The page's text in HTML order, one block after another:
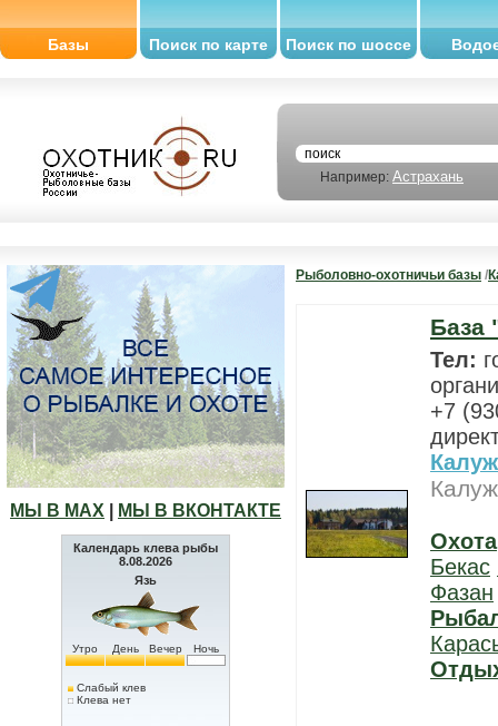
Базы Поиск по карте Поиск по шоссе
Например: Астрахань
МЫ В МАХ МЫ В ВКОНТАКТЕ
Календарь клева рыбы
8.08.2026
Язь
Утро День Вечер Ночь
Слабый клев
Клева нет
Рыболовно-охотничьи базы /
База
Тел:
+7
Охота
Бекас
Фазан